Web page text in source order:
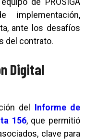
implementación,
ante los desafíos
del contrato.
Digital
del Informe de
156, que permitió
clave para